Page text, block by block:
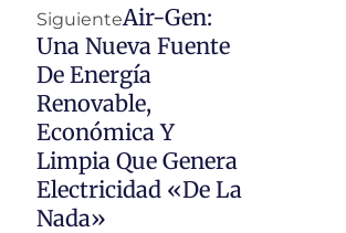
SiguienteAir-Gen:
Una Nueva Fuente
De Energía
Renovable,
Económica Y
Limpia Que Genera
Electricidad «de La
Nada»